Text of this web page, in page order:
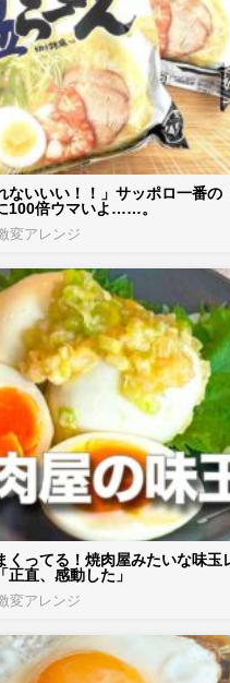
ないいい！！」サッポロ一番の
100倍ウマいよ……。
変アレンジ
くってる！焼肉屋みたいな味玉
直、感動した」
変アレンジ